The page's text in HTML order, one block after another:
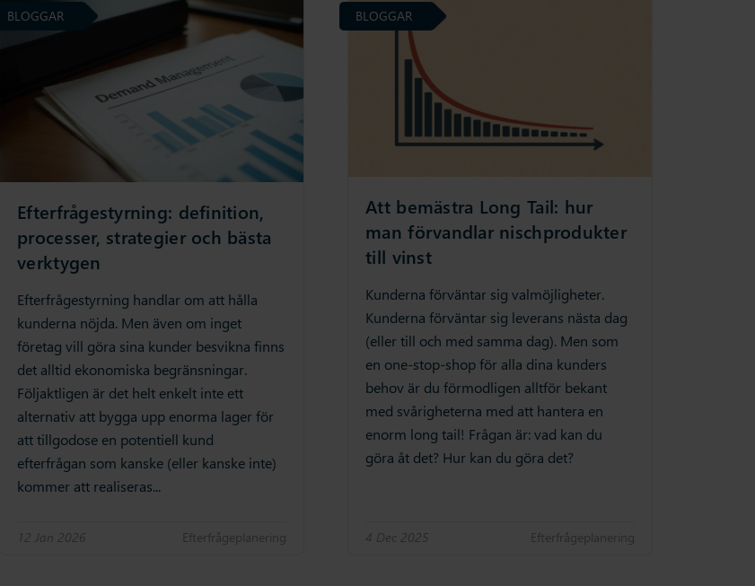
Efterfrågestyrning: definition,
processer, strategier och bästa
verktygen
Efterfrågestyrning handlar om att hålla
kunderna nöjda. Men även om inget
företag vill göra sina kunder besvikna finns
det alltid ekonomiska begränsningar.
Följaktligen är det helt enkelt inte ett
alternativ att bygga upp enorma lager för
att tillgodose en potentiell kund
efterfrågan som kanske (eller kanske inte)
kommer att realiseras...
12 Jan 2026 Efterfrågeplanering
BLOGGAR
Att bemästra Long Tail: hur
man förvandlar nischprodukter
till vinst
Kunderna förväntar sig valmöjligheter.
Kunderna förväntar sig leverans nästa dag
(eller till och med samma dag). Men som
en one-stop-shop för alla dina kunders
behov är du förmodligen alltför bekant
med svårigheterna med att hantera en
enorm long tail! Frågan är: vad kan du
göra åt det? Hur kan du göra det?
4 Dec 2025 Efterfrågeplanering
BLOGGAR